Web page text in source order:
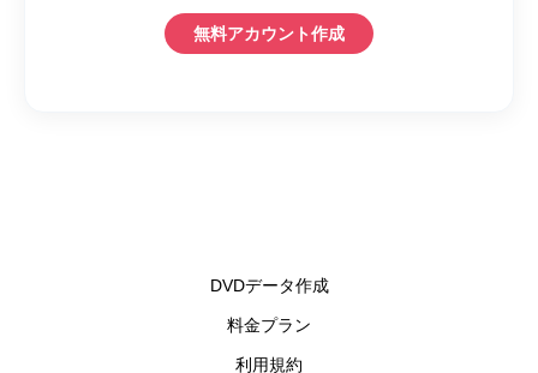
無料アカウント作成
DVDデータ作成
料金プラン
利用規約